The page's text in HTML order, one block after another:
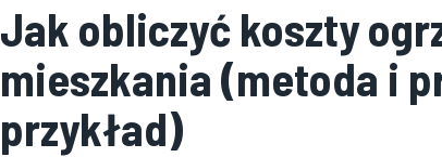
Jak obliczyć koszty
mieszkania (metoda i
przykład)